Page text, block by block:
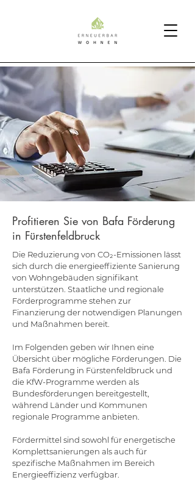
Profitieren Sie von Bafa Förderung
in Fürstenfeldbruck
Die Reduzierung von CO₂-Emissionen lässt
sich durch die energieeffiziente Sanierung
von Wohngebäuden signifikant
unterstützen. Staatliche und regionale
Förderprogramme stehen zur
Finanzierung der notwendigen Planungen
und Maßnahmen bereit.
Im Folgenden geben wir Ihnen eine
Übersicht über mögliche Förderungen. Die
Bafa Förderung in Fürstenfeldbruck und
die KfW-Programme werden als
Bundesförderungen bereitgestellt,
während Länder und Kommunen
regionale Programme anbieten.
Fördermittel sind sowohl für energetische
Komplettsanierungen als auch für
spezifische Maßnahmen im Bereich
Energieeffizienz verfügbar.